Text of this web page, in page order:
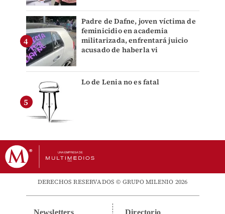
Padre de Dafne, joven víctima de
feminicidio en academia
militarizada, enfrentará juicio
acusado de haberla vi
Lo de Lenia no es fatal
DERECHOS RESERVADOS © GRUPO MILENIO 2026
Newsletters Directorio